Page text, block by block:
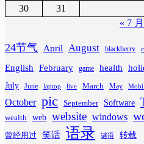
30
31
« 7 月
24节气 April August blackberry
English
February game health
July June laptop live March May
October pic September Software
wealth web website windows
曾经用过 笑话 语录 谜语 转载